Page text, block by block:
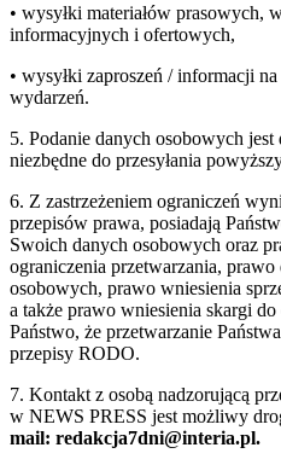
• wysyłki materiałów prasowych,
informacyjnych i ofertowych,
• wysyłki zaproszeń / informacji
wydarzeń.
5. Podanie danych osobowych
niezbędne do przesyłania
6. Z zastrzeżeniem ograniczeń
przepisów prawa, posiadają
Swoich danych osobowych oraz
ograniczenia przetwarzania, prawo
osobowych, prawo wniesienia
a także prawo wniesienia skargi
Państwo, że przetwarzanie
przepisy RODO.
7. Kontakt z osobą nadzorującą
w NEWS PRESS jest możliwy
mail: redakcja7dni@interia.pl.